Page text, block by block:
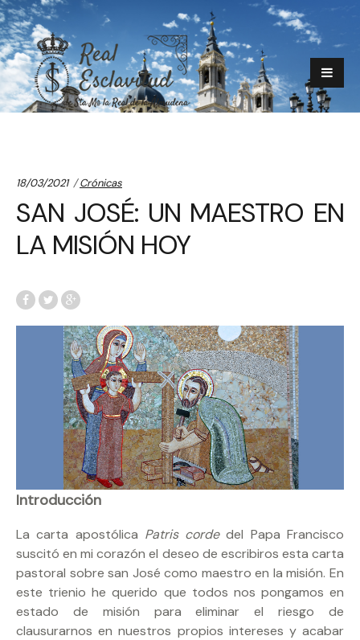
18/03/2021 Categories:
Crónicas
SAN JOSÉ: UN MAESTRO EN
LA MISIÓN HOY
Introducción
La carta apostólica Patris cordedel Papa Francisco
suscitó en mi corazón el deseo de escribiros esta carta
pastoral sobre san José como maestro en la misión. En
este trienio he querido que todos nos pongamos en
estado de misión para eliminar el riesgo de
clausurarnos en nuestros propios intereses y acabar